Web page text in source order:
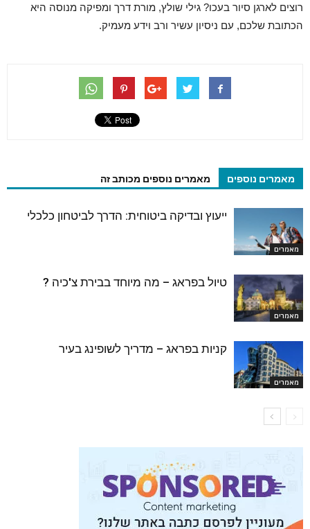
רוצים לארגן סיור בעכו? גילי שולץ, מורת דרך ומפיקה מנוסה היא
הכתובת שלכם, עם ניסיון עשיר ורב וידע מעמיק.
מאמרים נוספים מאמרים נוספים מכותב זה
מאמרים
ייעוץ ובדיקה ביטוחית: הדרך לביטחון כלכלי
מאמרים
טיול בפראג – מה מיוחד בבירת צ'כיה ?
מאמרים
קניות בפראג – מדריך לשופינג בעיר